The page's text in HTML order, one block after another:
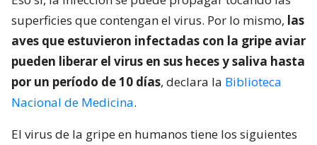
superficies que contengan el virus. Por lo mismo, las
aves que estuvieron infectadas con la gripe aviar
pueden liberar el virus en sus heces y saliva hasta
por un período de 10 días, declara la Biblioteca
Nacional de Medicina.
El virus de la gripe en humanos tiene los siguientes